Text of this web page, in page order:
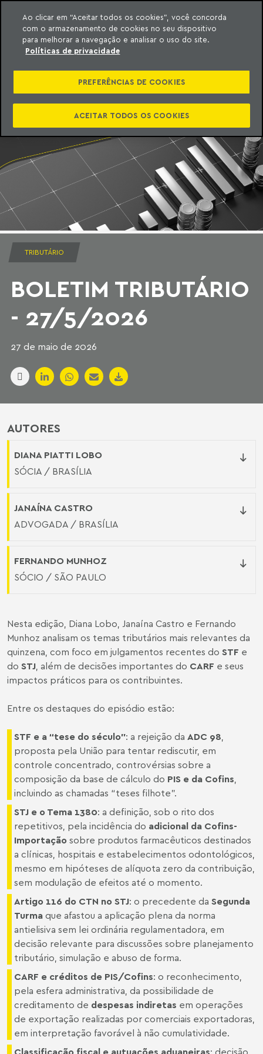
o conteúdo
Machado Meyer
TRIBUTÁRIO
BOLETIM TRIBUTÁRIO
- 27/5/2026
27 de maio de 2026
AUTORES
DIANA PIATTI LOBO
SÓCIA / BRASÍLIA
JANAÍNA CASTRO
ADVOGADA / BRASÍLIA
FERNANDO MUNHOZ
SÓCIO / SÃO PAULO
Nesta edição, Diana Lobo, Janaína Castro e Fernando
Munhoz analisam os temas tributários mais relevantes da
quinzena, com foco em julgamentos recentes do STF e
do STJ , além de decisões importantes do CARF e seus
impactos práticos para os contribuintes.
Entre os destaques do episódio estão:
STF e a “tese do século”: a rejeição da ADC 98
proposta pela União para tentar rediscutir, em
controle concentrado, controvérsias sobre a
composição da base de cálculo do PIS e da Cofins
incluindo as chamadas “teses filhote”.
STJ e o Tema 1380: a definição, sob o rito dos
repetitivos, pela incidência do adicional da Cofins-
Importação sobre produtos farmacêuticos destinados
a clínicas, hospitais e estabelecimentos odontológicos,
mesmo em hipóteses de alíquota zero da contribuição,
sem modulação de efeitos até o momento.
Artigo 116 do CTN no STJ: o precedente da Segunda
Turma que afastou a aplicação plena da norma
antielisiva sem lei ordinária regulamentadora, em
decisão relevante para discussões sobre planejamento
tributário, simulação e abuso de forma.
CARF e créditos de PIS/Cofins: o reconhecimento,
pela esfera administrativa, da possibilidade de
creditamento de despesas indiretas em operações
de exportação realizadas por comerciais exportadoras,
em interpretação favorável à não cumulatividade.
Classificação fiscal e autuações aduaneiras: decisão
Ao clicar em “Aceitar todos os cookies”, você concorda
com o armazenamento de cookies no seu dispositivo
para melhorar a navegação e analisar o uso do site.
Políticas de privacidade
PREFERÊNCIAS DE COOKIES
ACEITAR TODOS OS COOKIES